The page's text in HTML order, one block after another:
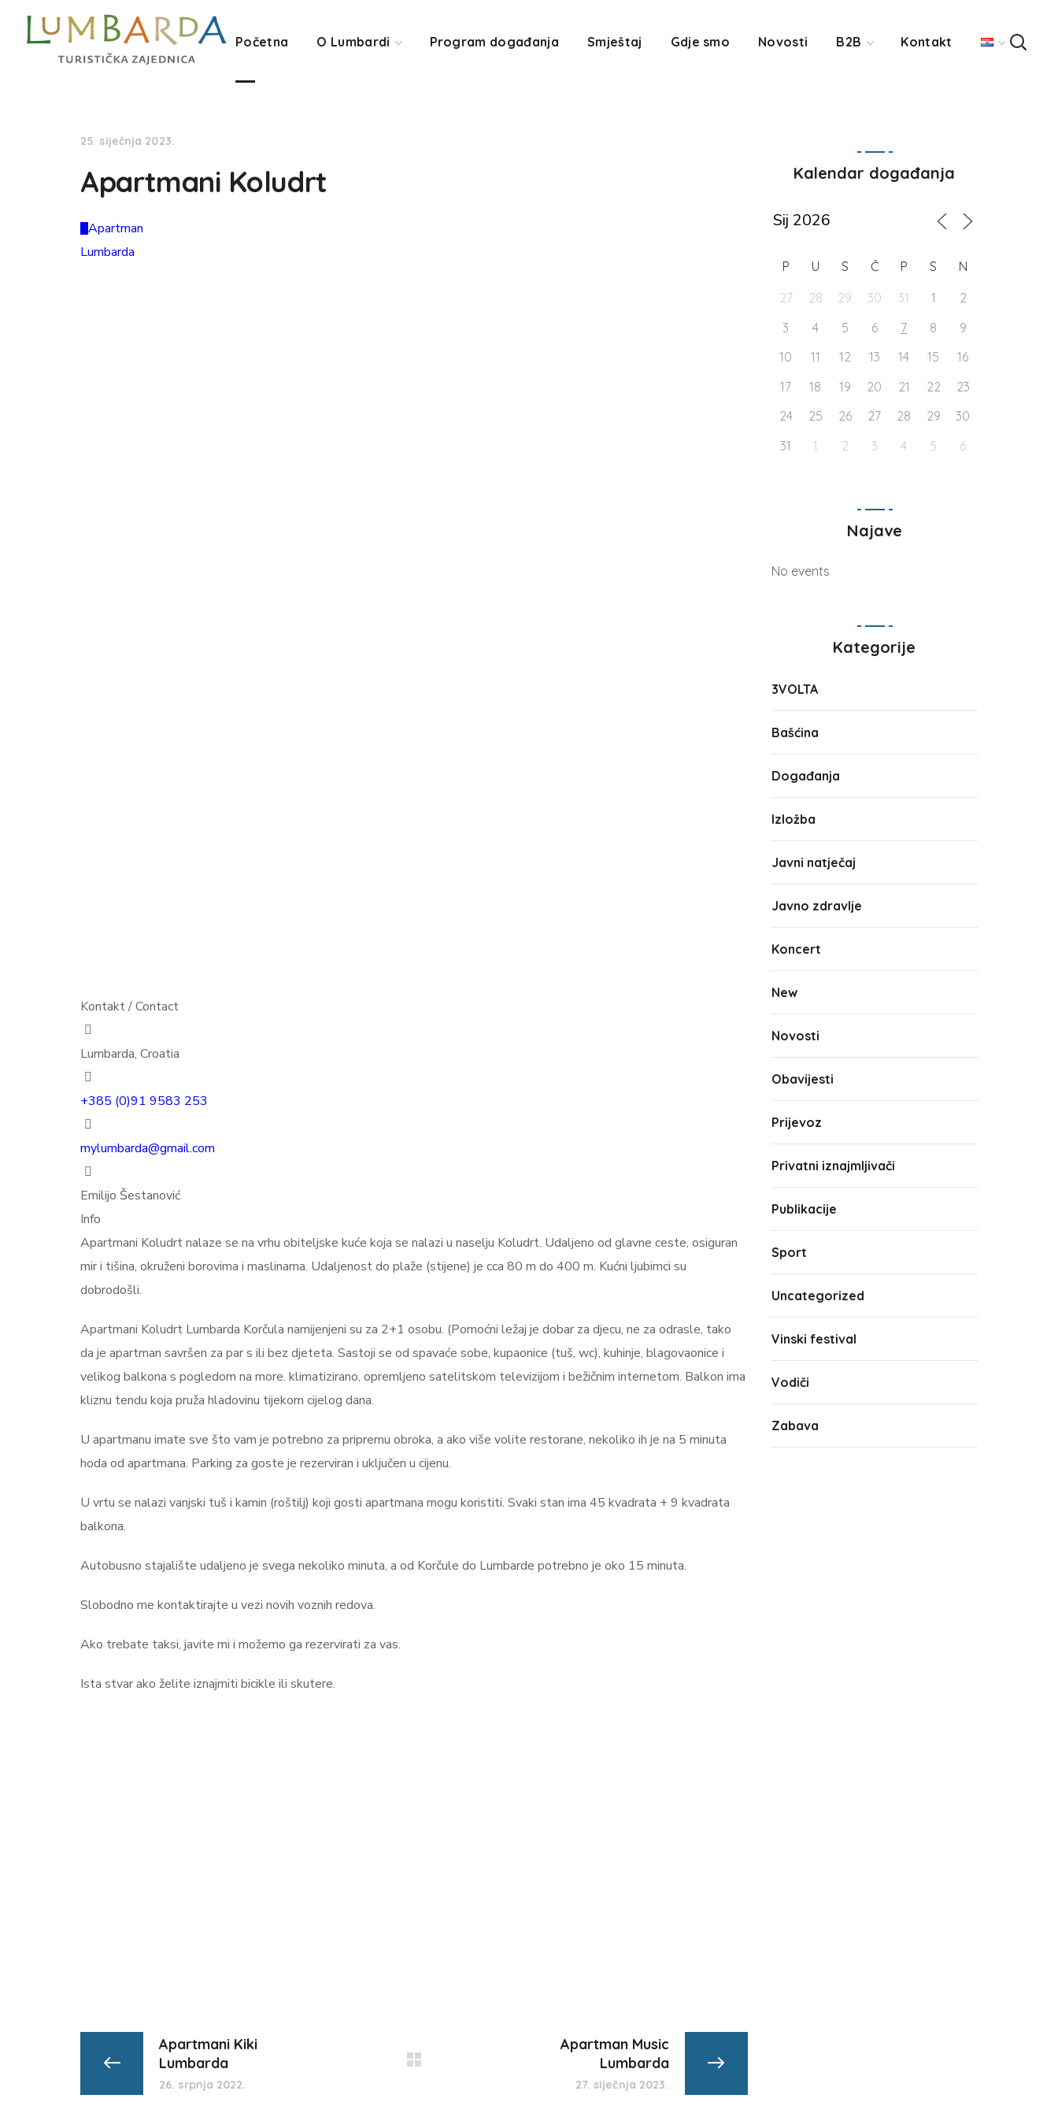
Početna O Lumbardi Program događanja Smještaj Gdje smo Novosti B2B Kontakt
25. siječnja 2023.
Apartmani Koludrt
Apartman
Lumbarda
Kontakt / Contact
Lumbarda, Croatia
+385 (0)91 9583 253
mylumbarda@gmail.com
Emilijo Šestanović
Info
Apartmani Koludrt nalaze se na vrhu obiteljske kuće koja se nalazi u naselju Koludrt. Udaljeno od glavne ceste, osiguran
mir i tišina, okruženi borovima i maslinama. Udaljenost do plaže (stijene) je cca 80 m do 400 m. Kućni ljubimci su
dobrodošli.
Apartmani Koludrt Lumbarda Korčula namijenjeni su za 2+1 osobu. (Pomoćni ležaj je dobar za djecu, ne za odrasle, tako
da je apartman savršen za par s ili bez djeteta. Sastoji se od spavaće sobe, kupaonice (tuš, wc), kuhinje, blagovaonice i
velikog balkona s pogledom na more. klimatizirano, opremljeno satelitskom televizijom i bežičnim internetom. Balkon ima
kliznu tendu koja pruža hladovinu tijekom cijelog dana.
U apartmanu imate sve što vam je potrebno za pripremu obroka, a ako više volite restorane, nekoliko ih je na 5 minuta
hoda od apartmana. Parking za goste je rezerviran i uključen u cijenu.
U vrtu se nalazi vanjski tuš i kamin (roštilj) koji gosti apartmana mogu koristiti. Svaki stan ima 45 kvadrata + 9 kvadrata
balkona.
Autobusno stajalište udaljeno je svega nekoliko minuta, a od Korčule do Lumbarde potrebno je oko 15 minuta.
Slobodno me kontaktirajte u vezi novih voznih redova.
Ako trebate taksi, javite mi i možemo ga rezervirati za vas.
Ista stvar ako želite iznajmiti bicikle ili skutere.
Apartmani Kiki
Lumbarda
26. srpnja 2022.
Apartman Music
Lumbarda
27. siječnja 2023.
Kalendar događanja
P U S Č P S N
27 28 29 30 31 1
2
3
4 5 6 7 8
9
10
11 12 13 14 15
16
17
18 19 20 21 22
23
24
25 26 27 28 29
30
31
1 2 3 4 5 6
Najave
No events
Kategorije
3VOLTA
Bašćina
Događanja
Izložba
Javni natječaj
Javno zdravlje
Koncert
New
Novosti
Obavijesti
Prijevoz
Privatni iznajmljivači
Publikacije
Sport
Uncategorized
Vinski festival
Vodiči
Zabava